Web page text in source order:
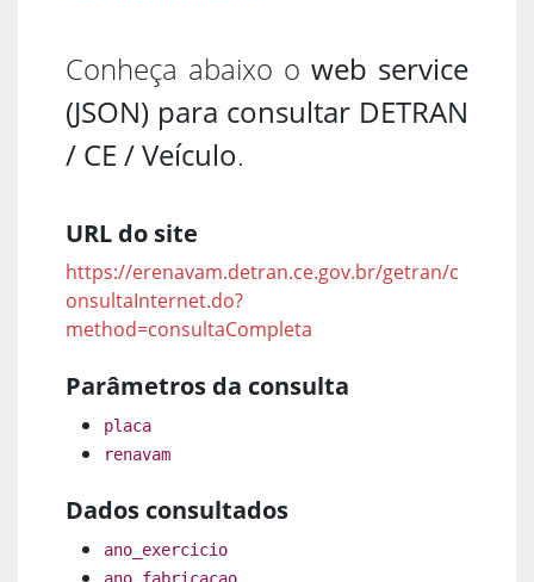
Conheça abaixo o web service
(JSON) para consultar DETRAN
/ CE / Veículo.
URL do site
https://erenavam.detran.ce.gov.br/getran/c
onsultaInternet.do?
method=consultaCompleta
Parâmetros da consulta
placa
renavam
Dados consultados
ano_exercicio
ano_fabricacao